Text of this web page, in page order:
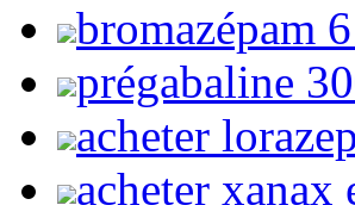
bromazépam
prégabaline
acheter
acheter xanax